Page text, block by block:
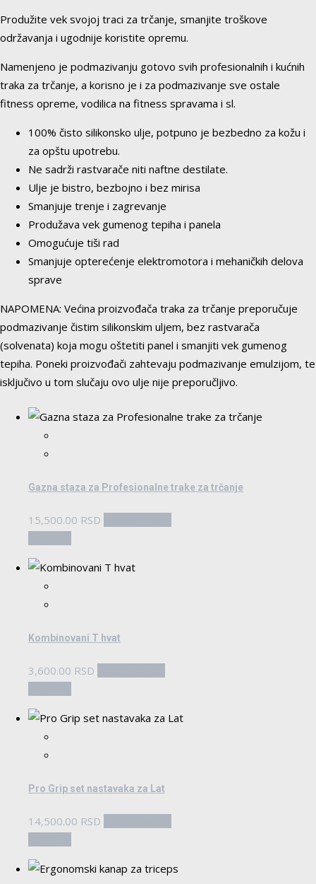
Produžite vek svojoj traci za trčanje, smanjite troškove
održavanja i ugodnije koristite opremu.
Namenjeno je podmazivanju gotovo svih profesionalnih i kućnih
traka za trčanje, a korisno je i za podmazivanje sve ostale
fitness opreme, vodilica na fitness spravama i sl.
100% čisto silikonsko ulje, potpuno je bezbedno za kožu i
za opštu upotrebu.
Ne sadrži rastvarače niti naftne destilate.
Ulje je bistro, bezbojno i bez mirisa
Smanjuje trenje i zagrevanje
Produžava vek gumenog tepiha i panela
Omogućuje tiši rad
Smanjuje opterećenje elektromotora i mehaničkih delova
sprave
NAPOMENA: Većina proizvođača traka za trčanje preporučuje
podmazivanje čistim silikonskim uljem, bez rastvarača
(solvenata) koja mogu oštetiti panel i smanjiti vek gumenog
tepiha. Poneki proizvođači zahtevaju podmazivanje emulzijom, te
isključivo u tom slučaju ovo ulje nije preporučljivo.
Gazna staza za Profesionalne trake za trčanje
15,500.00 RSD
Kombinovani T hvat
3,600.00 RSD
Pro Grip set nastavaka za Lat
14,500.00 RSD